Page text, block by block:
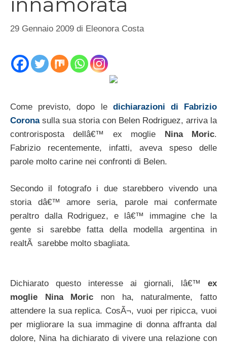
29 Gennaio 2009 di Eleonora Costa
Come previsto, dopo le dichiarazioni di Fabrizio
Coronasulla sua storia con Belen Rodriguez, arriva la
controrisposta dellâ€™ ex moglie
Nina Moric.
Fabrizio recentemente, infatti, aveva speso delle
parole molto carine nei confronti di Belen.
Secondo il fotografo i due starebbero vivendo una
storia dâ€™ amore seria, parole mai confermate
peraltro dalla Rodriguez, e lâ€™ immagine che la
gente si sarebbe fatta della modella argentina in
realtÃ sarebbe molto sbagliata.
Dichiarato questo interesse ai giornali, lâ€™ ex
moglie Nina Moric non ha, naturalmente, fatto
attendere la sua replica. CosÃ¬, vuoi per ripicca, vuoi
per migliorare la sua immagine di donna affranta dal
dolore, Nina ha dichiarato di vivere una relazione con